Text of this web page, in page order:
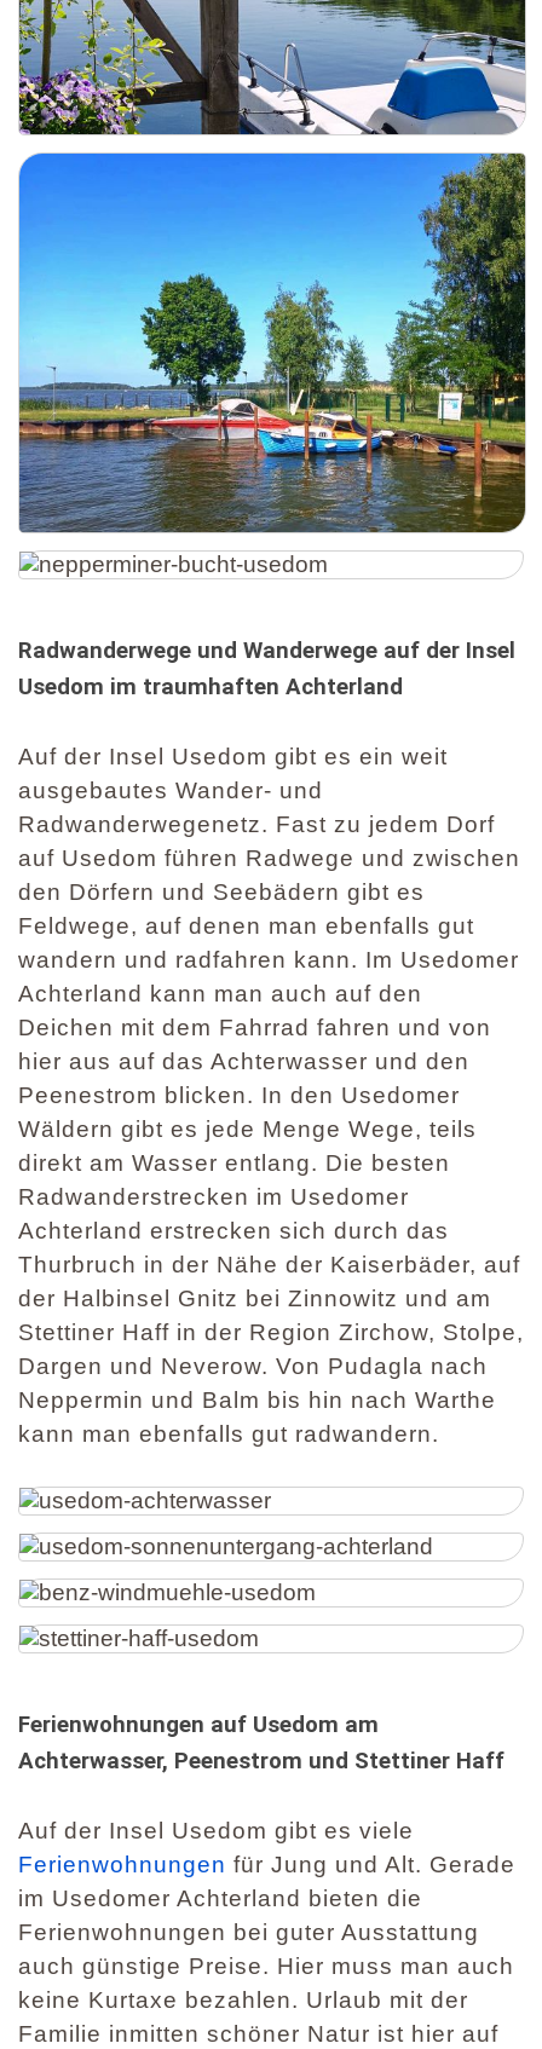
Radwanderwege und Wanderwege auf der Insel
Usedom im traumhaften Achterland
Auf der Insel Usedom gibt es ein weit
ausgebautes Wander- und
Radwanderwegenetz. Fast zu jedem Dorf
auf Usedom führen Radwege und zwischen
den Dörfern und Seebädern gibt es
Feldwege, auf denen man ebenfalls gut
wandern und radfahren kann. Im Usedomer
Achterland kann man auch auf den
Deichen mit dem Fahrrad fahren und von
hier aus auf das Achterwasser und den
Peenestrom blicken. In den Usedomer
Wäldern gibt es jede Menge Wege, teils
direkt am Wasser entlang. Die besten
Radwanderstrecken im Usedomer
Achterland erstrecken sich durch das
Thurbruch in der Nähe der Kaiserbäder, auf
der Halbinsel Gnitz bei Zinnowitz und am
Stettiner Haff in der Region Zirchow, Stolpe,
Dargen und Neverow. Von Pudagla nach
Neppermin und Balm bis hin nach Warthe
kann man ebenfalls gut radwandern.
Ferienwohnungen auf Usedom am
Achterwasser, Peenestrom und Stettiner Haff
Auf der Insel Usedom gibt es viele
Ferienwohnungen für Jung und Alt. Gerade
im Usedomer Achterland bieten die
Ferienwohnungen bei guter Ausstattung
auch günstige Preise. Hier muss man auch
keine Kurtaxe bezahlen. Urlaub mit der
Familie inmitten schöner Natur ist hier auf